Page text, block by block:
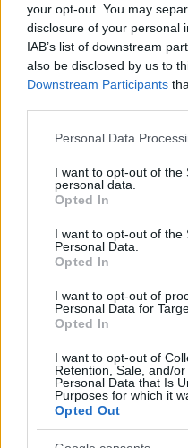
your opt-out. You may
disclosure of your personal
IAB’s list of downstream
also be disclosed by us to
Downstream Participants
Please note that this
not limited to your visit or
grant or deny consent to
use your data for below
consent section.
Personal Data
I want to opt-out of the
personal data.
Opted In
I want to opt-out of the
Personal Data.
Opted In
I want to opt-out of
Personal Data for
Opted In
I want to opt-out of
Retention, Sale, and/
Personal Data that Is
Purposes for which it
Opted Out
Σχόλια
Νέο βίντεο με τον
Μοτζτάμπα Χαμενεΐ
φουντώνουν οι φήμες
το αν βρίσκεται στη